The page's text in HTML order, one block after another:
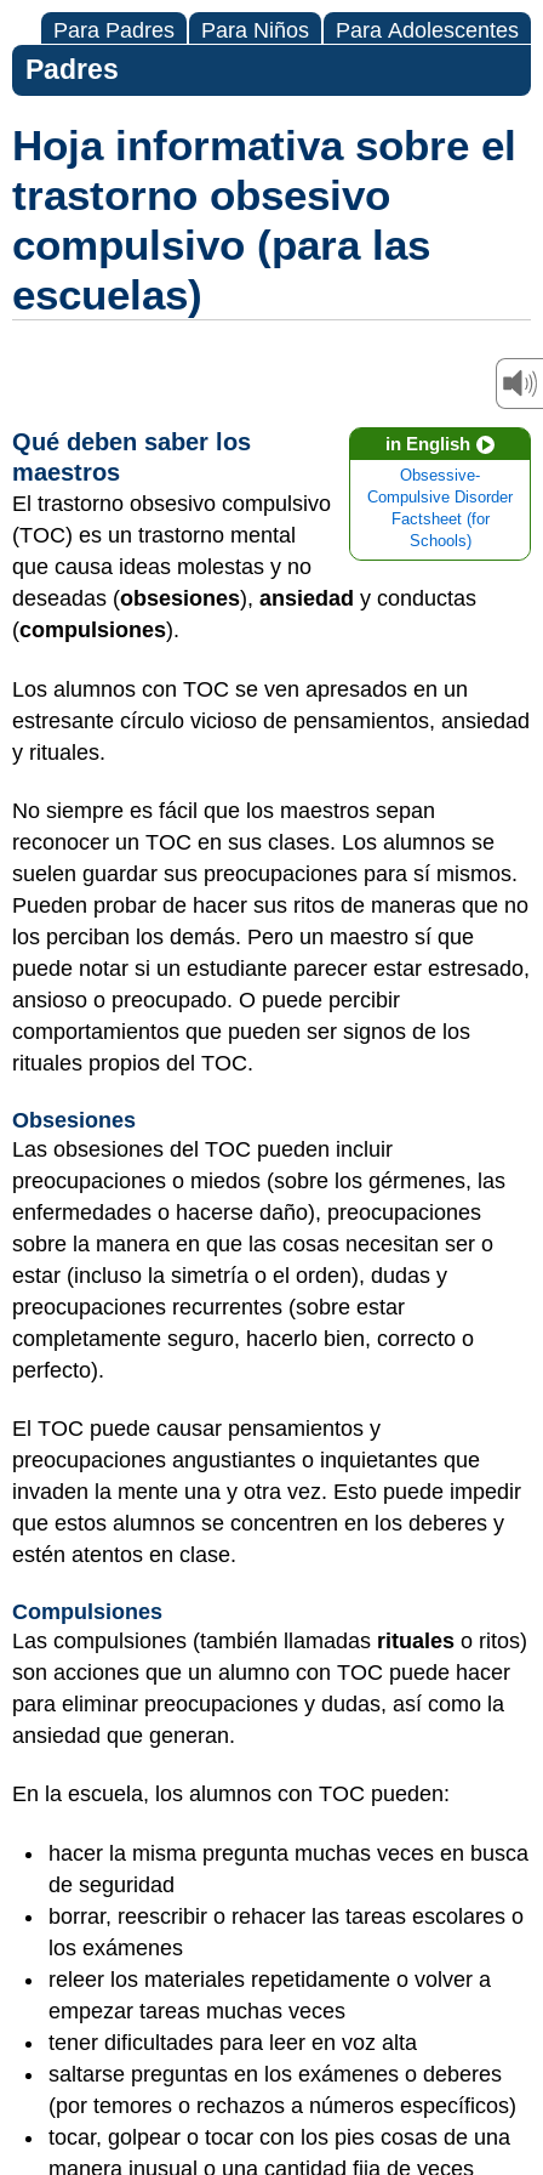
Para Padres Para Niños Para Adolescentes
Padres
Hoja informativa sobre el
trastorno obsesivo
compulsivo (para las
escuelas)
in English
Obsessive-
Compulsive Disorder
Factsheet (for
Schools)
Qué deben saber los
maestros
El trastorno obsesivo compulsivo
(TOC) es un trastorno mental
que causa ideas molestas y no
deseadas (obsesiones), ansiedad y conductas
(compulsiones).
Los alumnos con TOC se ven apresados en un
estresante círculo vicioso de pensamientos, ansiedad
y rituales.
No siempre es fácil que los maestros sepan
reconocer un TOC en sus clases. Los alumnos se
suelen guardar sus preocupaciones para sí mismos.
Pueden probar de hacer sus ritos de maneras que no
los perciban los demás. Pero un maestro sí que
puede notar si un estudiante parecer estar estresado,
ansioso o preocupado. O puede percibir
comportamientos que pueden ser signos de los
rituales propios del TOC.
Obsesiones
Las obsesiones del TOC pueden incluir
preocupaciones o miedos (sobre los gérmenes, las
enfermedades o hacerse daño), preocupaciones
sobre la manera en que las cosas necesitan ser o
estar (incluso la simetría o el orden), dudas y
preocupaciones recurrentes (sobre estar
completamente seguro, hacerlo bien, correcto o
perfecto).
El TOC puede causar pensamientos y
preocupaciones angustiantes o inquietantes que
invaden la mente una y otra vez. Esto puede impedir
que estos alumnos se concentren en los deberes y
estén atentos en clase.
Compulsiones
Las compulsiones (también llamadas rituales o ritos)
son acciones que un alumno con TOC puede hacer
para eliminar preocupaciones y dudas, así como la
ansiedad que generan.
En la escuela, los alumnos con TOC pueden:
hacer la misma pregunta muchas veces en busca
de seguridad
borrar, reescribir o rehacer las tareas escolares o
los exámenes
releer los materiales repetidamente o volver a
empezar tareas muchas veces
tener dificultades para leer en voz alta
saltarse preguntas en los exámenes o deberes
(por temores o rechazos a números específicos)
tocar, golpear o tocar con los pies cosas de una
manera inusual o una cantidad fija de veces